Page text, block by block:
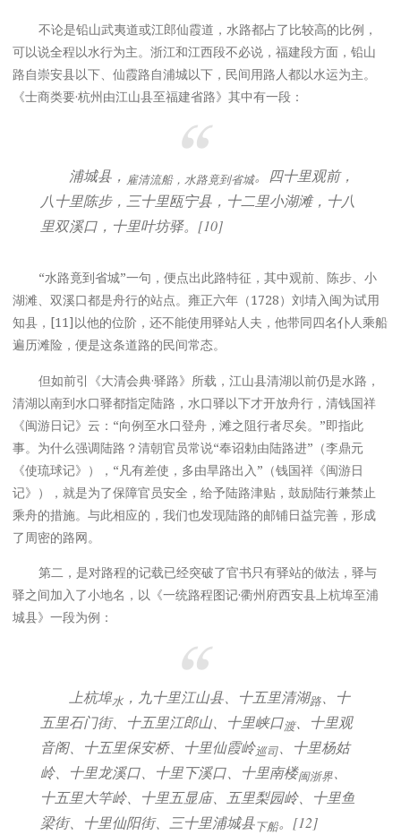
不论是铅山武夷道或江郎仙霞道，水路都占了比较高的比例，
可以说全程以水行为主。浙江和江西段不必说，福建段方面，铅山
路自崇安县以下、仙霞路自浦城以下，民间用路人都以水运为主。
《士商类要·杭州由江山县至福建省路》其中有一段：
浦城县， 雇清流船，水路竟到省城。四十里观前，
八十里陈步，三十里瓯宁县，十二里小湖滩，十八
里双溪口，十里叶坊驿。[10]
“水路竟到省城”一句，便点出此路特征，其中观前、陈步、小
湖滩、双溪口都是舟行的站点。雍正六年（1728）刘埥入闽为试用
知县，[11]以他的位阶，还不能使用驿站人夫，他带同四名仆人乘船
遍历滩险，便是这条道路的民间常态。
但如前引《大清会典·驿路》所载，江山县清湖以前仍是水路，
清湖以南到水口驿都指定陆路，水口驿以下才开放舟行，清钱国祥
《闽游日记》云：“向例至水口登舟，滩之阻行者尽矣。”即指此
事。为什么强调陆路？清朝官员常说“奉诏勅由陆路进”（李鼎元
《使琉球记》），“凡有差使，多由旱路出入”（钱国祥《闽游日
记》），就是为了保障官员安全，给予陆路津贴，鼓励陆行兼禁止
乘舟的措施。与此相应的，我们也发现陆路的邮铺日益完善，形成
了周密的路网。
第二，是对路程的记载已经突破了官书只有驿站的做法，驿与
驿之间加入了小地名，以《一统路程图记·衢州府西安县上杭埠至浦
城县》一段为例：
上杭埠水 ，九十里江山县、十五里清湖路
、十
五里石门街、十五里江郎山、十里峡口渡、十里观
音阁、十五里保安桥、十里仙霞岭巡司
、十里杨姑
岭、十里龙溪口、十里下溪口、十里南楼闽浙界
十五里大竿岭、十里五显庙、五里梨园岭、十里鱼
梁街、十里仙阳街、三十里浦城县下船。[12]